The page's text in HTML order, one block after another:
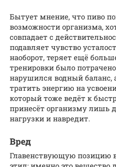
Бытует мнение, что пиво
возможности организма,
совпадает с
подавляет чувство
наоборот, теряет ещё
тренировки было
нарушился водный баланс,
тратить энергию на
который тоже ведёт к
принесёт организму лишь
нагрузки и навредит.
Вред
Главенствующую позицию